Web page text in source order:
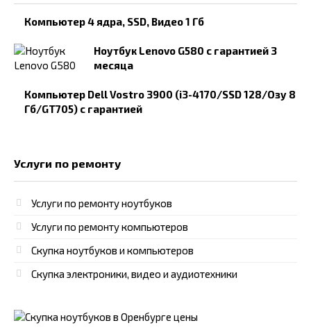
Компьютер 4 ядра, SSD, Видео 1 Гб
Ноутбук Lenovo G580 с гарантией 3
месяца
Компьютер Dell Vostro 3900 (i3-4170/SSD 128/Озу 8
Гб/GT705) с гарантией
Услуги по ремонту
Услуги по ремонту ноутбуков
Услуги по ремонту компьютеров
Скупка ноутбуков и компьютеров
Скупка электроники, видео и аудиотехники